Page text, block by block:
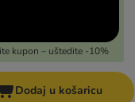
kupon – uštedite -10%
Dodaj u košaricu